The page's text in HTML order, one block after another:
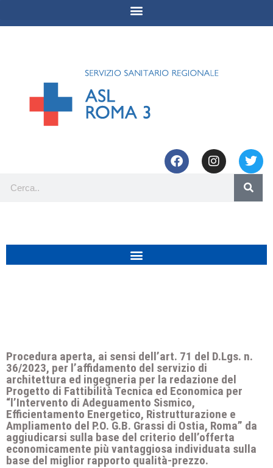
Procedura aperta, ai sensi dell’art. 71 del D.Lgs. n.
36/2023, per l’affidamento del servizio di
architettura ed ingegneria per la redazione del
Progetto di Fattibilità Tecnica ed Economica per
“l’Intervento di Adeguamento Sismico,
Efficientamento Energetico, Ristrutturazione e
Ampliamento del P.O. G.B. Grassi di Ostia, Roma” da
aggiudicarsi sulla base del criterio dell’offerta
economicamente più vantaggiosa individuata sulla
base del miglior rapporto qualità-prezzo.